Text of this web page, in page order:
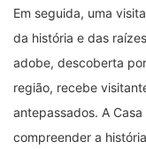
Em seguida, uma
da história e das
adobe, descoberta
região, recebe
antepassados. A
compreender a